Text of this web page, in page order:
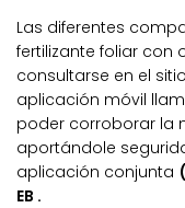
Las diferentes
fertilizante foliar
consultarse en el
aplicación móvil
poder corroborar la
aportándole
aplicación conjunta
EB .